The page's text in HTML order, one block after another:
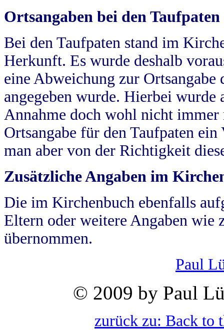
Ortsangaben bei den Taufpaten
Bei den Taufpaten stand im
Herkunft. Es wurde deshalb
eine Abweichung zur
angegeben wurde. Hierbei wurde
Annahme doch wohl nicht
Ortsangabe für den Taufpaten
man aber von der Richtigkeit
Zusätzliche Angaben im
Die im Kirchenbuch ebenfalls
Eltern oder weitere Angaben wie
übernommen.
Paul
© 2009 by Paul
zurück zu: Back to